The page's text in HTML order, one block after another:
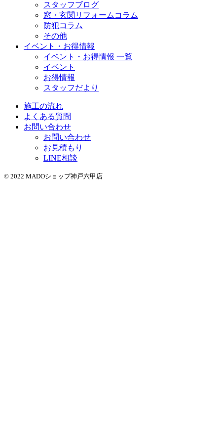
スタッフブログ
窓・玄関リフォームコラム
防犯コラム
その他
イベント・お得情報
イベント・お得情報 一覧
イベント
お得情報
スタッフだより
施工の流れ
よくある質問
お問い合わせ
お問い合わせ
お見積もり
LINE相談
© 2022 MADOショップ神戸六甲店